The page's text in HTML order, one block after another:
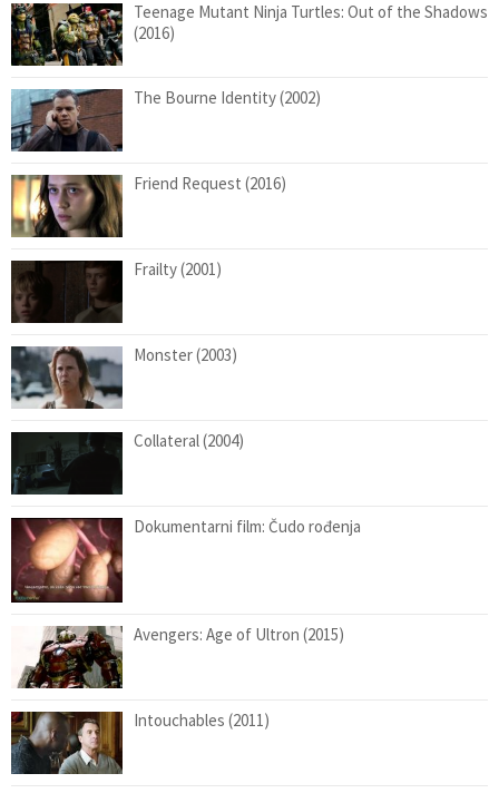
Teenage Mutant Ninja Turtles: Out of the Shadows
(2016)
The Bourne Identity (2002)
Friend Request (2016)
Frailty (2001)
Monster (2003)
Collateral (2004)
Dokumentarni film: Čudo rođenja
Avengers: Age of Ultron (2015)
Intouchables (2011)